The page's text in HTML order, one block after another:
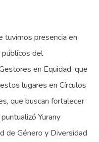
tuvimos presencia en
públicos del
en Equidad, que
lugares en Círculos
que buscan fortalecer
Yurany
de Género y Diversidad